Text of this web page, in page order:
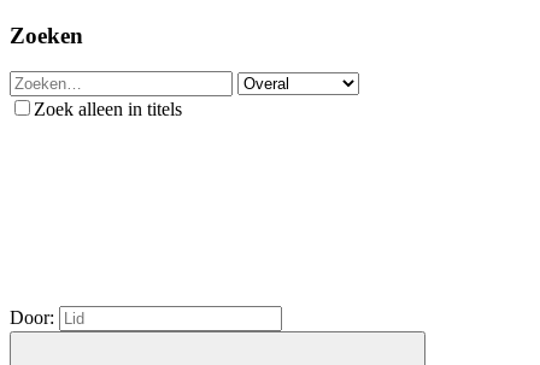
Zoeken
Zoek alleen in titels
Door: